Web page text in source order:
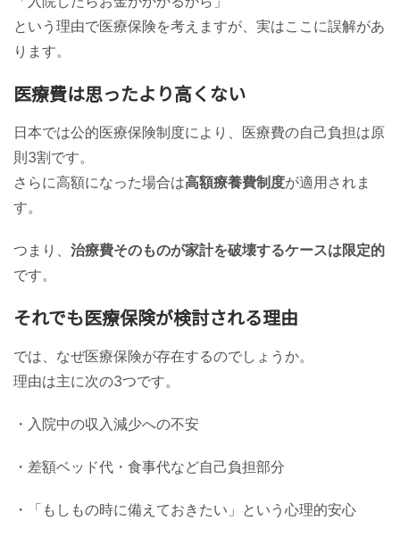
という理由で医療保険を考えますが、実はここに誤解があ
ります。
医療費は思ったより高くない
日本では公的医療保険制度により、医療費の自己負担は原
則3割です。
さらに高額になった場合は高額療養費制度が適用されま
す。
つまり、 治療費そのものが家計を破壊するケースは限定的
です。
それでも医療保険が検討される理由
では、なぜ医療保険が存在するのでしょうか。
理由は主に次の3つです。
・入院中の収入減少への不安
・差額ベッド代・食事代など自己負担部分
・「もしもの時に備えておきたい」という心理的安心